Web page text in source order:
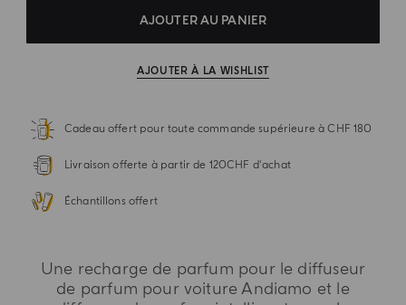
AJOUTER AU PANIER
AJOUTER À LA WISHLIST
Cadeau offert pour toute commande supérieure à CHF 180
Livraison offerte à partir de 120CHF d'achat
Échantillons offert
Une recharge de parfum pour le diffuseur
de parfum pour voiture Andiamo et le